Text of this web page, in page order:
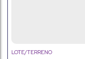
LOTE/TERRENO